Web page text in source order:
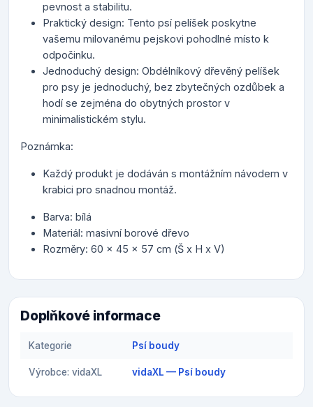
pevnost a stabilitu.
Praktický design: Tento psí pelíšek poskytne
vašemu milovanému pejskovi pohodlné místo k
odpočinku.
Jednoduchý design: Obdélníkový dřevěný pelíšek
pro psy je jednoduchý, bez zbytečných ozdůbek a
hodí se zejména do obytných prostor v
minimalistickém stylu.
Poznámka:
Každý produkt je dodáván s montážním návodem v
krabici pro snadnou montáž.
Barva: bílá
Materiál: masivní borové dřevo
Rozměry: 60 x 45 x 57 cm (Š x H x V)
Doplňkové informace
Kategorie Psí boudy
Výrobce: vidaXL vidaXL — Psí boudy